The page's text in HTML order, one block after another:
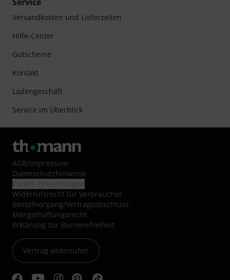
Versandkosten und Lieferzeiten
Hilfe-Center
Gutscheine
Kontakt
Ladengeschäft
Service im Überblick
AGB/Impressum
Datenschutzhinweise
Widerrufsrecht für Verbraucher
Bestellvorgang/Vertragsabschluss
Mängelhaftungsrecht
Erklärung zur Barrierefreiheit
Vertrag widerrufen